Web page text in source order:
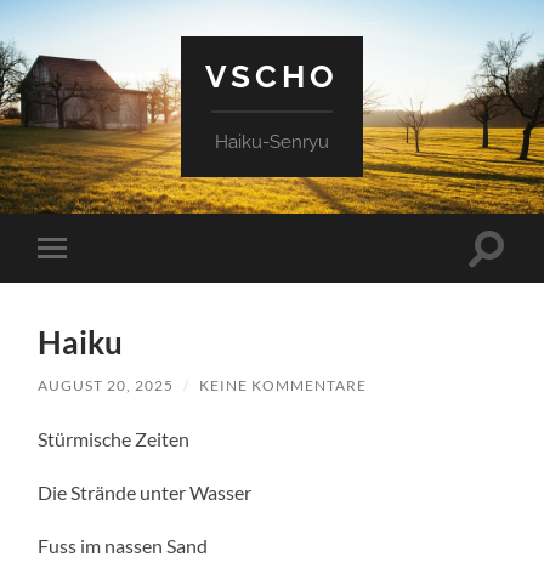
VSCHO
Haiku-Senryu
Mobile-
Menü
Haiku
AUGUST 20, 2025 / KEINE KOMMENTARE
Stürmische Zeiten
Die Strände unter Wasser
Fuss im nassen Sand